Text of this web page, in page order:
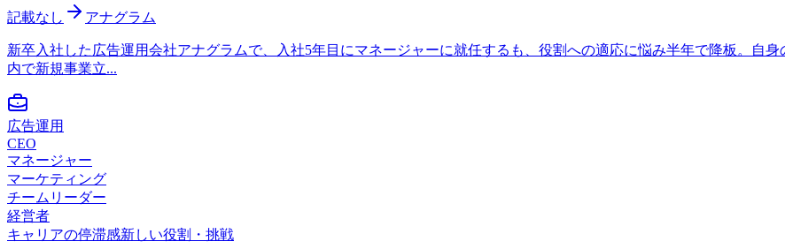
記載なし
アナグラム
新卒入社した広告運用会社アナグラムで、入社5年目にマネージャーに就任するも、役割への適応に悩み半年で降板。自
内で新規事業立...
広告運用
CEO
マネージャー
マーケティング
チームリーダー
経営者
キャリアの停滞感新しい役割・挑戦